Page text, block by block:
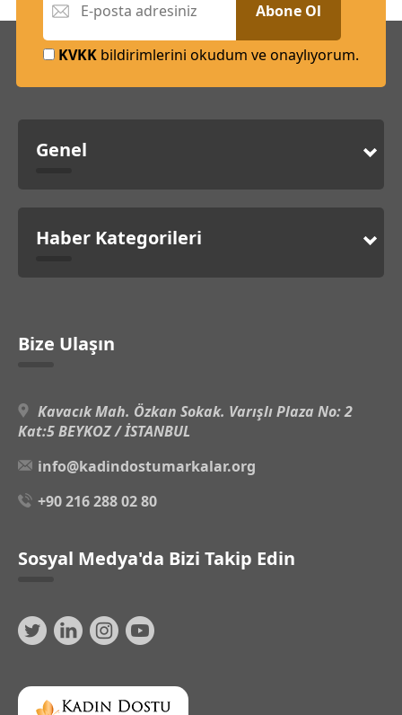
Abone Ol
KVKK bildirimlerini okudum ve onaylıyorum.
Genel
Haber Kategorileri
Bize Ulaşın
Kavacık Mah. Özkan Sokak. Varışlı Plaza No: 2
Kat:5 BEYKOZ / İSTANBUL
info@kadindostumarkalar.org
+90 216 288 02 80
Sosyal Medya'da Bizi Takip Edin